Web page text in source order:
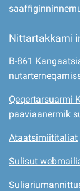
Nittartakkami
B-861
Qeqertarsuarmi
paaviaanermik
Ataatsimiititaliat
Sulisut